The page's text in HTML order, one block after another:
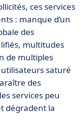
ces services
: manque d’un
des
multitudes
de multiples
saturé
des
services peu
dégradent la